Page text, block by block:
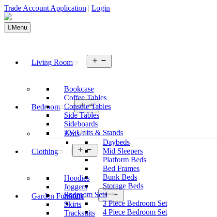
Trade Account Application | Login
Menu
Living Room
menu
Bookcase
Coffee Tables
Console Tables
Side Tables
Sideboards
TV Units & Stands
Bedroom
Open
menu
Beds
Daybeds
Mid Sleepers
Platform Beds
Bed Frames
Bunk Beds
Storage Beds
Bedroom Sets
3 Piece Bedroom Set
4 Piece Bedroom Set
Clothing
Open
menu
Hoodies
Joggers
Shorts
Skirts
Tracksuits
Garden Furniture
menu